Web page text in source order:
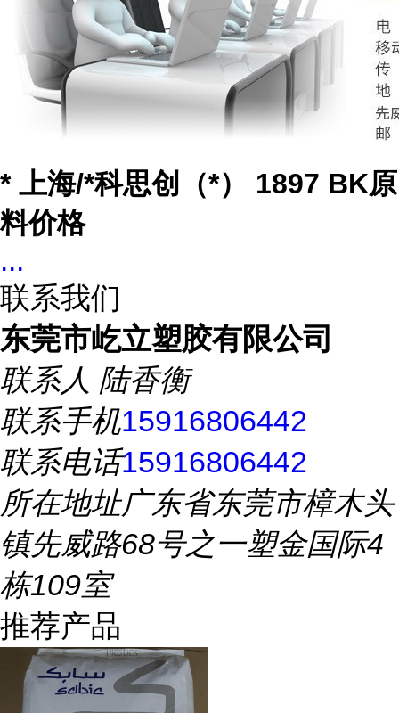
* 上海/*科思创（*） 1897 BK原
料价格
...
联系我们
东莞市屹立塑胶有限公司
联系人 陆香衡
联系手机15916806442
联系电话15916806442
所在地址广东省东莞市樟木头
镇先威路68号之一塑金国际4
栋109室
推荐产品